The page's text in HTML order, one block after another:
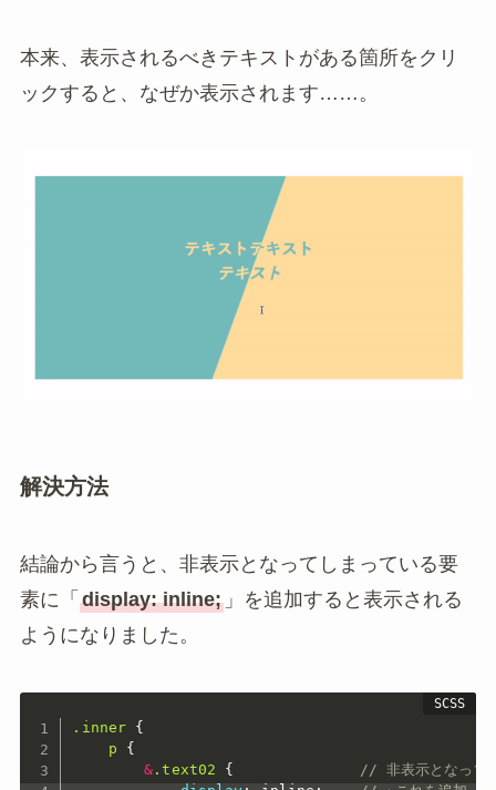
本来、表示されるべきテキストがある箇所をクリ
ックすると、なぜか表示されます……。
解決方法
結論から言うと、非表示となってしまっている要
素に「 display: inline;」を追加すると表示される
ようになりました。
.inner {
p {
& .text02 {
// 非表示となって